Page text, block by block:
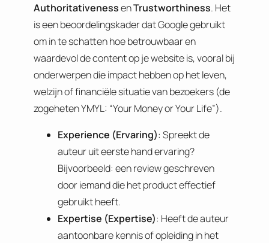
AuthoritativenessenTrustworthiness. Het
is een beoordelingskader dat Google gebruikt
om in te schatten hoe betrouwbaar en
waardevol de content op je website is, vooral bij
onderwerpen die impact hebben op het leven,
welzijn of financiële situatie van bezoekers (de
zogeheten YMYL: “Your Money or Your Life”).
Experience (Ervaring): Spreekt de
auteur uit eerste hand ervaring?
Bijvoorbeeld: een review geschreven
door iemand die het product effectief
gebruikt heeft.
Expertise (Expertise): Heeft de auteur
aantoonbare kennis of opleiding in het